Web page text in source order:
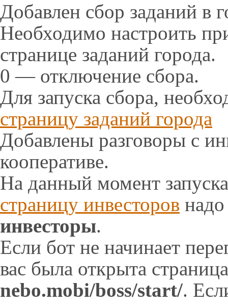
Добавлен сбор заданий в
Необходимо настроить
странице заданий города.
0 — отключение сбора.
Для запуска сбора,
страницу заданий города
Добавлены разговоры с
кооперативе.
На данный момент
страницу инвесторов
инвесторы.
Если бот не начинает
вас была открыта
nebo.mobi/boss/start/.